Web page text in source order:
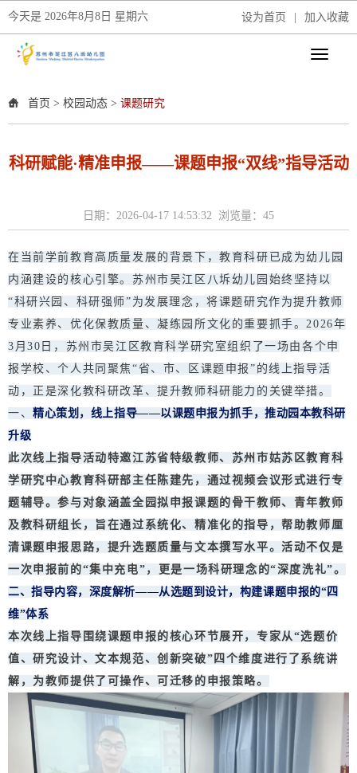
今天是 2026年8月8日 星期六 设为首页 加入收藏
首页 > 校园动态 > 课题研究
科研赋能·精准申报——课题申报“双线”指导活动
日期：2026-04-17 14:53:32 浏览量： 45
在当前学前教育高质量发展的背景下，教育科研已成为幼儿园
内涵建设的核心引擎。苏州市吴江区八坼幼儿园始终坚持以
“科研兴园、科研强师”为发展理念，将课题研究作为提升教师
专业素养、优化保教质量、凝练园所文化的重要抓手。2026年
3月30日，苏州市吴江区教育科学研究室组织了一场由各个申
报学校、个人共同聚焦“省、市、区课题申报”的线上指导活
动，正是深化教科研改革、提升教师科研能力的关键举措。
一、精心策划，线上指导——以课题申报为抓手，推动园本教科研
升级
此次线上指导活动特邀江苏省特级教师、苏州市姑苏区教育科
学研究中心教育科研部主任陈建先，通过视频会议形式进行专
题辅导。参与对象涵盖全园拟申报课题的骨干教师、青年教师
及教科研组长，旨在通过系统化、精准化的指导，帮助教师厘
清课题申报思路，提升选题质量与文本撰写水平。活动不仅是
一次申报前的“集中充电”，更是一场科研理念的“深度洗礼”。
二、指导内容，深度解析——从选题到设计，构建课题申报的“四
维”体系
本次线上指导围绕课题申报的核心环节展开，专家从“选题价
值、研究设计、文本规范、创新突破”四个维度进行了系统讲
解，为教师提供了可操作、可迁移的申报策略。